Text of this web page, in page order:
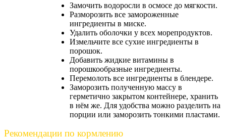
Замочить водоросли в осмосе до мягкости.
Разморозить все замороженные
ингредиенты в миске.
Удалить оболочки у всех морепродуктов.
Измельчите все сухие ингредиенты в
порошок.
Добавить жидкие витамины в
порошкообразные ингредиенты.
Перемолоть все ингредиенты в блендере.
Заморозить полученную массу в
герметично закрытом контейнере, хранить
в нём же. Для удобства можно разделить на
порции или заморозить тонкими пластами.
Рекомендации по кормлению